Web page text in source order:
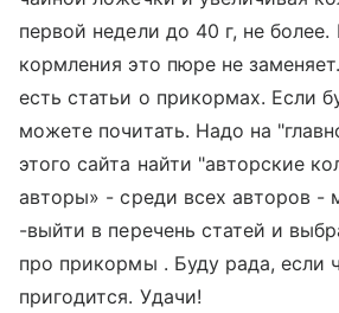
первой недели до 40 г, не более.
кормления это пюре не
есть статьи о прикормах. Если
можете почитать. Надо на
этого сайта найти "авторские
авторы» - среди всех авторов
-выйти в перечень статей и
про прикормы . Буду рада, если
пригодится. Удачи!